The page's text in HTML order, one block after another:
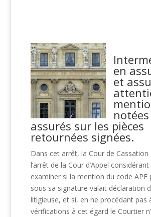
en
et
assurés sur les pièces
retournées signées.
Dans cet arrêt, la Cour de Cassation
l’arrêt de la Cour d’Appel considérant
examiner si la mention du code APE
sous sa signature valait déclaration
litigieuse, et si, en ne procédant pas
vérifications à cet égard le Courtier